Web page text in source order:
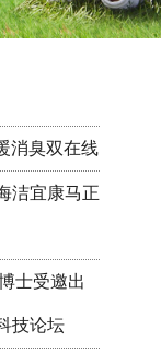
消臭双在线
洁宜康马正
士受邀出
技论坛